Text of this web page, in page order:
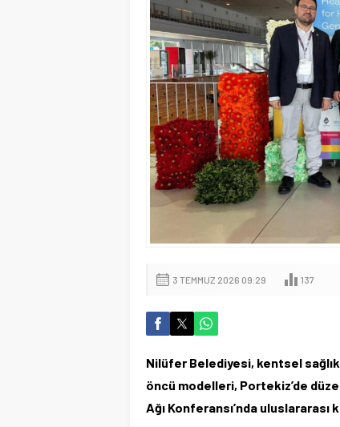
3 TEMMUZ 2026 09:29 137
Nilüfer Belediyesi, kentsel
öncü modelleri, Portekiz’de
Ağı Konferansı’nda uluslararası